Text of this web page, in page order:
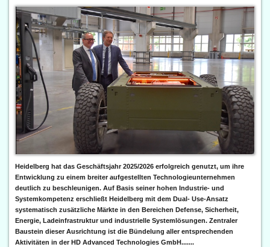
Heidelberg hat das Geschäftsjahr 2025/2026 erfolgreich genutzt, um ihre
Entwicklung zu einem breiter aufgestellten Technologieunternehmen
deutlich zu beschleunigen. Auf Basis seiner hohen Industrie- und
Systemkompetenz erschließt Heidelberg mit dem Dual- Use-Ansatz
systematisch zusätzliche Märkte in den Bereichen Defense, Sicherheit,
Energie, Ladeinfrastruktur und industrielle Systemlösungen. Zentraler
Baustein dieser Ausrichtung ist die Bündelung aller entsprechenden
Aktivitäten in der HD Advanced Technologies GmbH.......